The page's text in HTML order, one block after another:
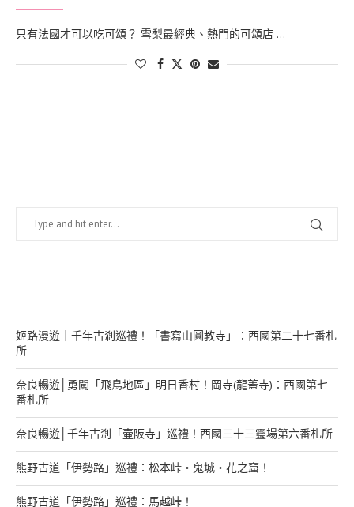
只有法國才可以吃可頌？ 雪梨最經典、熱門的可頌店 …
姬路漫遊｜千年古剎巡禮！「書寫山圓教寺」：西國第二十七番札
所
奈良暢遊│勇闖「飛鳥地區」明日香村！岡寺(龍蓋寺)：西國第七
番札所
奈良暢遊│千年古剎「壷阪寺」巡禮！西國三十三靈場第六番札所
熊野古道「伊勢路」巡禮：松本峠・鬼城・花之窟！
熊野古道「伊勢路」巡禮：馬越峠！